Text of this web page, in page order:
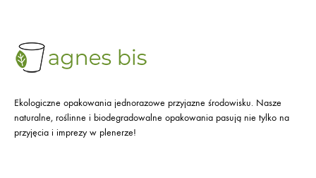
Ekologiczne opakowania jednorazowe przyjazne środowisku. Nasze
naturalne, roślinne i biodegradowalne opakowania pasują nie tylko na
przyjęcia i imprezy w plenerze!